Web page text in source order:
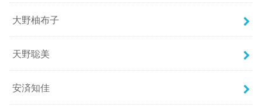
大野柚布子
天野聡美
安済知佳